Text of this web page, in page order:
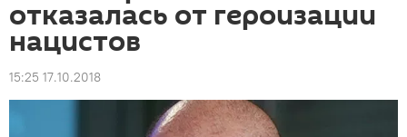
отказалась от героизации
нацистов
15:25 17.10.2018